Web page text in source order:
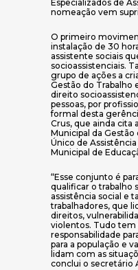
Especializados de
nomeação vem
O primeiro
instalação de 30
assistente sociais
socioassistenciais.
grupo de ações a
Gestão do Trabalho
direito
pessoas, por
formal desta
Crus, que ainda cita
Municipal da Gestão
Único de Assistência
Municipal de
“Esse conjunto é
qualificar o trabalho
assistência social e
trabalhadores, que
direitos,
violentos. Tudo
responsabilidade
para a população e
lidam com as
conclui o secretário